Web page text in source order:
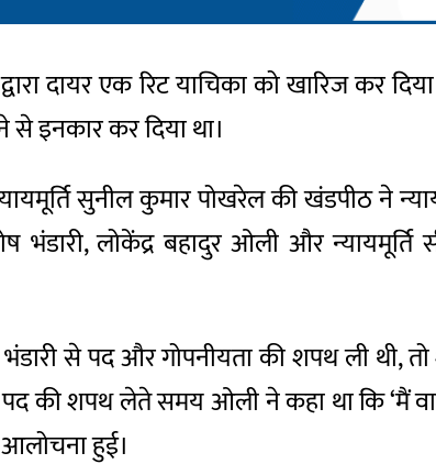
द्वारा दायर एक रिट याचिका को खारिज कर
से इनकार कर दिया था।
न्यायमूर्ति सुनील कुमार पोखरेल की खंडपीठ ने
भंडारी, लोकेंद्र बहादुर ओली और
भंडारी से पद और गोपनीयता की शपथ ली
पद की शपथ लेते समय ओली ने कहा था कि ‘मैं
हुई।